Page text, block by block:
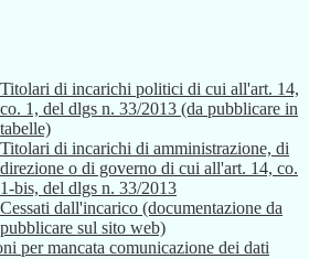
Titolari di incarichi politici di cui all'art. 14,
co. 1, del dlgs n. 33/2013 (da pubblicare in
tabelle)
Titolari di incarichi di amministrazione, di
direzione o di governo di cui all'art. 14, co.
1-bis, del dlgs n. 33/2013
Cessati dall'incarico (documentazione da
pubblicare sul sito web)
per mancata comunicazione dei dati